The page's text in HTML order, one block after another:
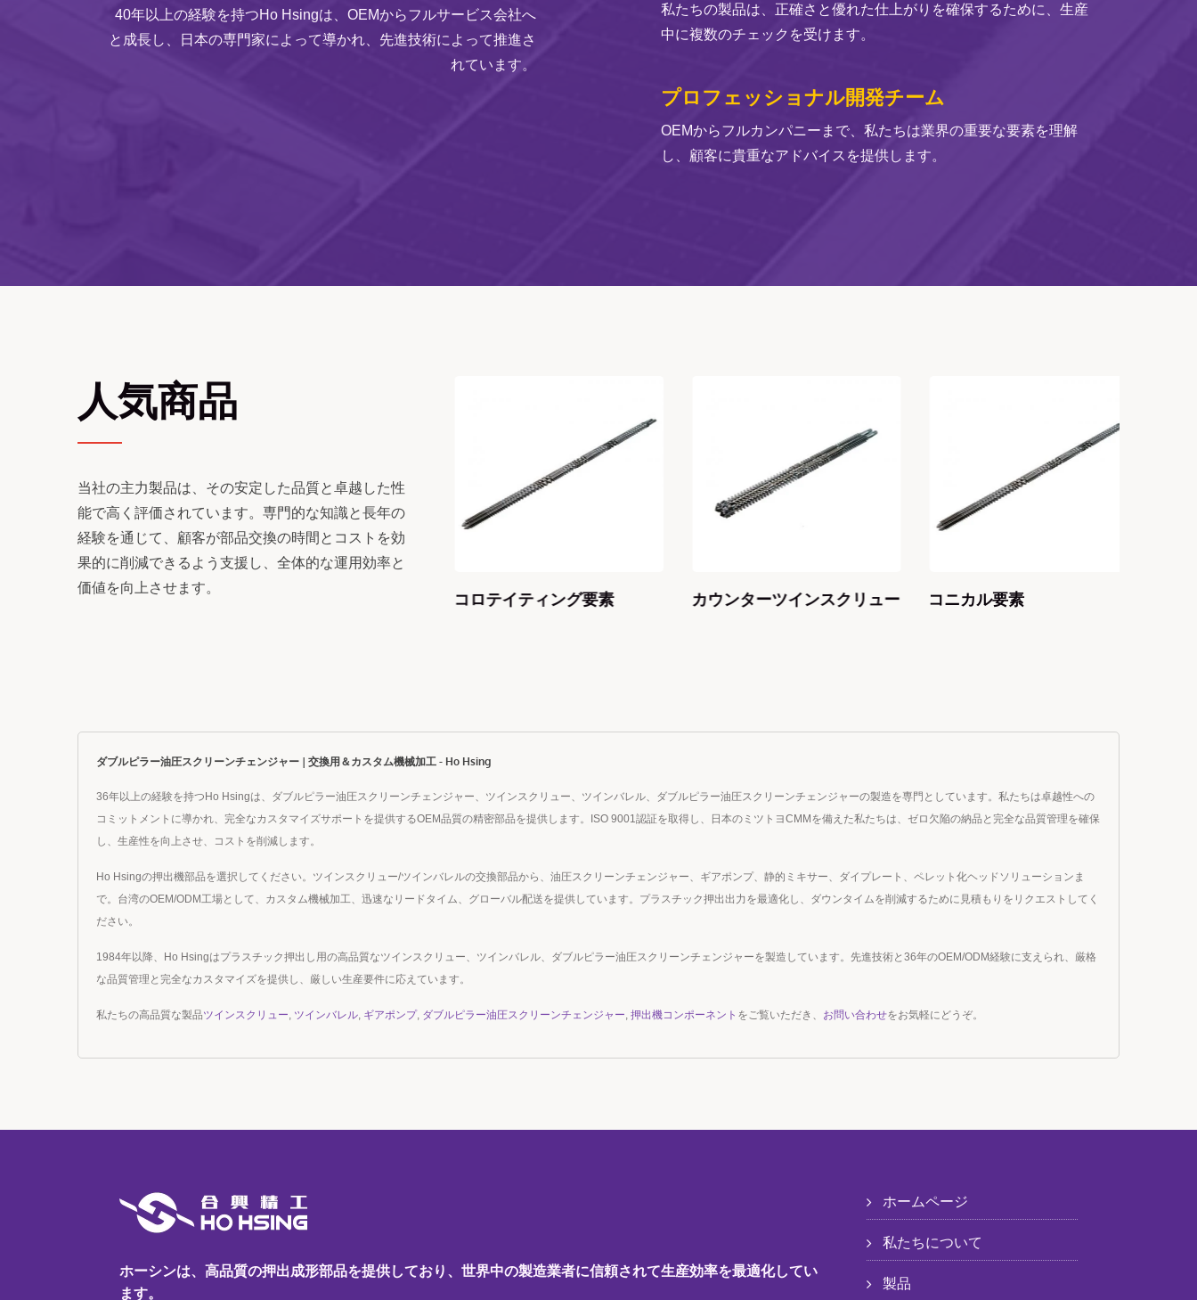
40年以上の経験を持つHo Hsingは、OEMからフルサービス会社へ
と成長し、日本の専門家によって導かれ、先進技術によって推進さ
れています。
私たちの製品は、正確さと優れた仕上がりを確保するために、生産
中に複数のチェックを受けます。
プロフェッショナル開発チーム
OEMからフルカンパニーまで、私たちは業界の重要な要素を理解
し、顧客に貴重なアドバイスを提供します。
人気商品
当社の主力製品は、その安定した品質と卓越した性
能で高く評価されています。専門的な知識と長年の
経験を通じて、顧客が部品交換の時間とコストを効
果的に削減できるよう支援し、全体的な運用効率と
価値を向上させます。
バレル要素
カウンターローテイティング
コロテイティング要素 カウンターツインスクリュー コニカル要素
ダブルピラー油圧スクリーンチェンジャー | 交換用＆カスタム機械加工 - Ho Hsing
36年以上の経験を持つHo Hsingは、ダブルピラー油圧スクリーンチェンジャー、ツインスクリュー、ツインバレル、ダブルピラー油圧スクリーンチェンジャーの製造を専門としています。私たちは卓越性への
コミットメントに導かれ、完全なカスタマイズサポートを提供するOEM品質の精密部品を提供します。ISO 9001認証を取得し、日本のミツトヨCMMを備えた私たちは、ゼロ欠陥の納品と完全な品質管理を確保
し、生産性を向上させ、コストを削減します。
Ho Hsingの押出機部品を選択してください。ツインスクリュー/ツインバレルの交換部品から、油圧スクリーンチェンジャー、ギアポンプ、静的ミキサー、ダイプレート、ペレット化ヘッドソリューションま
で。台湾のOEM/ODM工場として、カスタム機械加工、迅速なリードタイム、グローバル配送を提供しています。プラスチック押出出力を最適化し、ダウンタイムを削減するために見積もりをリクエストしてく
ださい。
1984年以降、Ho Hsingはプラスチック押出し用の高品質なツインスクリュー、ツインバレル、ダブルピラー油圧スクリーンチェンジャーを製造しています。先進技術と36年のOEM/ODM経験に支えられ、厳格
な品質管理と完全なカスタマイズを提供し、厳しい生産要件に応えています。
私たちの高品質な製品ツインスクリュー, ツインバレル, ギアポンプ, ダブルピラー油圧スクリーンチェンジャー, 押出機コンポーネント をご覧いただき、 お問い合わせをお気軽にどうぞ。
ホーシンは、高品質の押出成形部品を提供しており、世界中の製造業者に信頼されて生産効率を最適化してい
ます。
ホームページ
私たちについて
製品